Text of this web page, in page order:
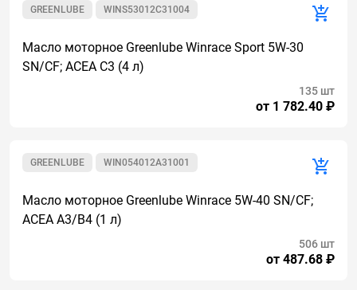
WINS53012C31004
GREENLUBE
Масло моторное Greenlube Winrace Sport 5W-30
SN/CF; ACEA C3 (4 л)
от 1 782.40 ₽
135 шт
WIN054012A31001
GREENLUBE
Масло моторное Greenlube Winrace 5W-40 SN/CF;
ACEA A3/B4 (1 л)
от 487.68 ₽
506 шт